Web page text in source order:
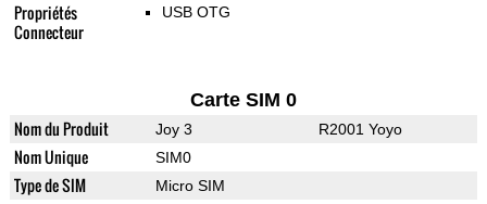
Propriétés
Connecteur
USB OTG
Carte SIM 0
Nom du Produit Joy 3 R2001 Yoyo
Nom Unique SIM0
Type de SIM Micro SIM